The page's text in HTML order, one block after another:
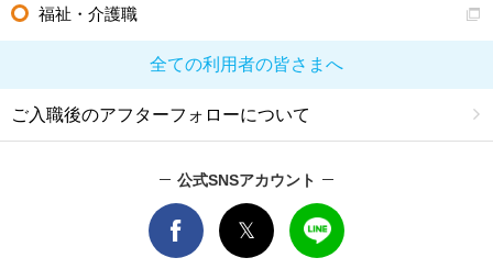
福祉・介護職
全ての利用者の皆さまへ
ご入職後のアフターフォローについて
公式SNSアカウント